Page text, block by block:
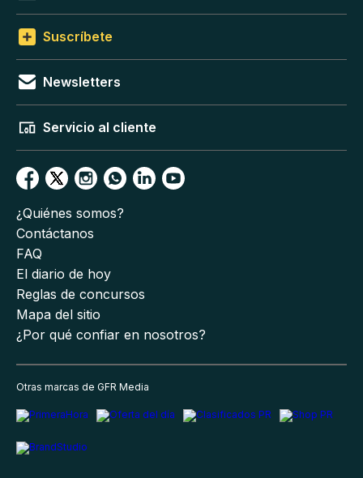
Suscríbete
Newsletters
Servicio al cliente
¿Quiénes somos?
Contáctanos
FAQ
El diario de hoy
Reglas de concursos
Mapa del sitio
¿Por qué confiar en nosotros?
Otras marcas de GFR Media